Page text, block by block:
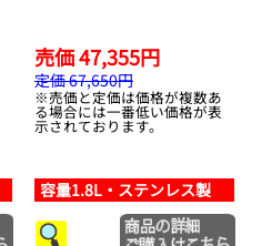
売価 47,355円
定価 67,650円
※売価と定価は価格が複数あ
る場合には一番低い価格が表
示されております。
容量1.8L・ステンレス製